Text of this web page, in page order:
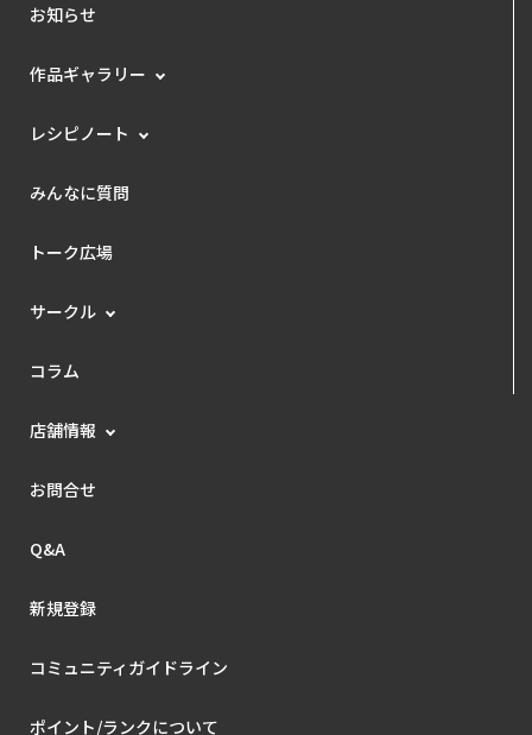
お知らせ
作品ギャラリー
レシピノート
みんなに質問
トーク広場
サークル
コラム
店舗情報
お問合せ
Q&A
新規登録
コミュニティガイドライン
ポイント/ランクについて